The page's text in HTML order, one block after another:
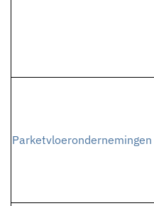
Parketvloerondernemingen